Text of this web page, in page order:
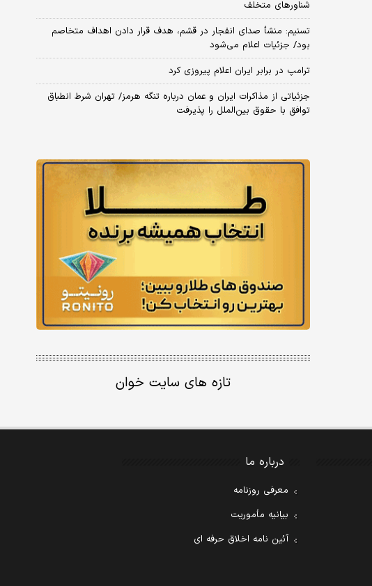
شناورهای متخلف
تسنیم: منشأ صدای انفجار در قشم، هدف قرار دادن اهداف متخاصم
بود/ جزئیات اعلام می‌شود
ترامپ در برابر ایران اعلام پیروزی کرد
جزئیاتی از مذاکرات ایران و عمان درباره تنگه هرمز/ تهران شرط انطباق
توافق با حقوق بین‌الملل را پذیرفت
تازه های سایت خوان
درباره ما
معرفی روزنامه
بیانیه مأموریت
آئین نامه اخلاق حرفه ای